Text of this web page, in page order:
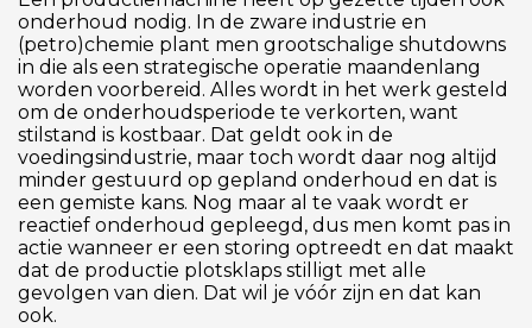
onderhoud nodig. In de zware industrie en
(petro)chemie plant men grootschalige shutdowns
in die als een strategische operatie maandenlang
worden voorbereid. Alles wordt in het werk gesteld
om de onderhoudsperiode te verkorten, want
stilstand is kostbaar. Dat geldt ook in de
voedingsindustrie, maar toch wordt daar nog altijd
minder gestuurd op gepland onderhoud en dat is
een gemiste kans. Nog maar al te vaak wordt er
reactief onderhoud gepleegd, dus men komt pas in
actie wanneer er een storing optreedt en dat maakt
dat de productie plotsklaps stilligt met alle
gevolgen van dien. Dat wil je vóór zijn en dat kan
ook.